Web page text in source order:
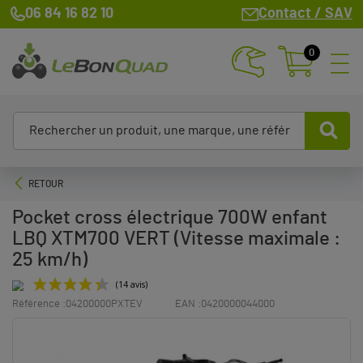
06 84 16 82 10 Contact / SAV
0
RETOUR
Pocket cross électrique 700W enfant
LBQ XTM700 VERT (Vitesse maximale :
25 km/h)
Référence :04200000PXTEV EAN :0420000044000